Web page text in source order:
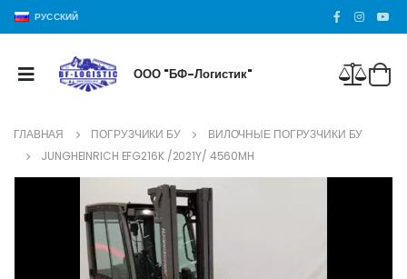
РУССКИЙ
ООО "БФ-Логистик"
ГЛАВНАЯ ПОГРУЗЧИКИ БУ
ВИЛОЧНЫЕ ПОГРУЗЧИКИ БУ
JUNGHEINRICH EFG216K /2021Y/ 4560MH